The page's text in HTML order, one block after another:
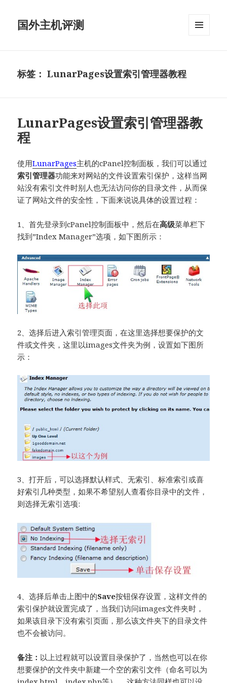
国外主机评测
标签：LunarPages设置索引管理器教程
LunarPages设置索引管理器教
程
使用LunarPages主机的cPanel控制面板，我们可以通过
索引管理器功能来对网站的文件设置索引保护，这样当网
站没有索引文件时别人也无法访问你的目录文件，从而保
证了网站文件的安全性，下面来说说具体的设置过程：
1、首先登录到cPanel控制面板中，然后在高级菜单栏下
找到”Index Manager”选项，如下图所示：
2、选择后进入索引管理页面，在这里选择想要保护的文
件或文件夹，这里以images文件夹为例，设置如下图所
示：
3、打开后，可以选择默认样式、无索引、标准索引或喜
好索引几种类型，如果不希望别人查看你目录中的文件，
则选择无索引选项:
4、选择后单击上图中的Save按钮保存设置，这样文件的
索引保护就设置完成了，当我们访问images文件夹时，
如果该目录下没有索引页面，那么该文件夹下的目录文件
也不会被访问。
备注： 以上过程就可以设置目录保护了，当然也可以在你
想要保护的文件夹中新建一个空的索引文件（命名可以为